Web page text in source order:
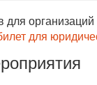
для
для